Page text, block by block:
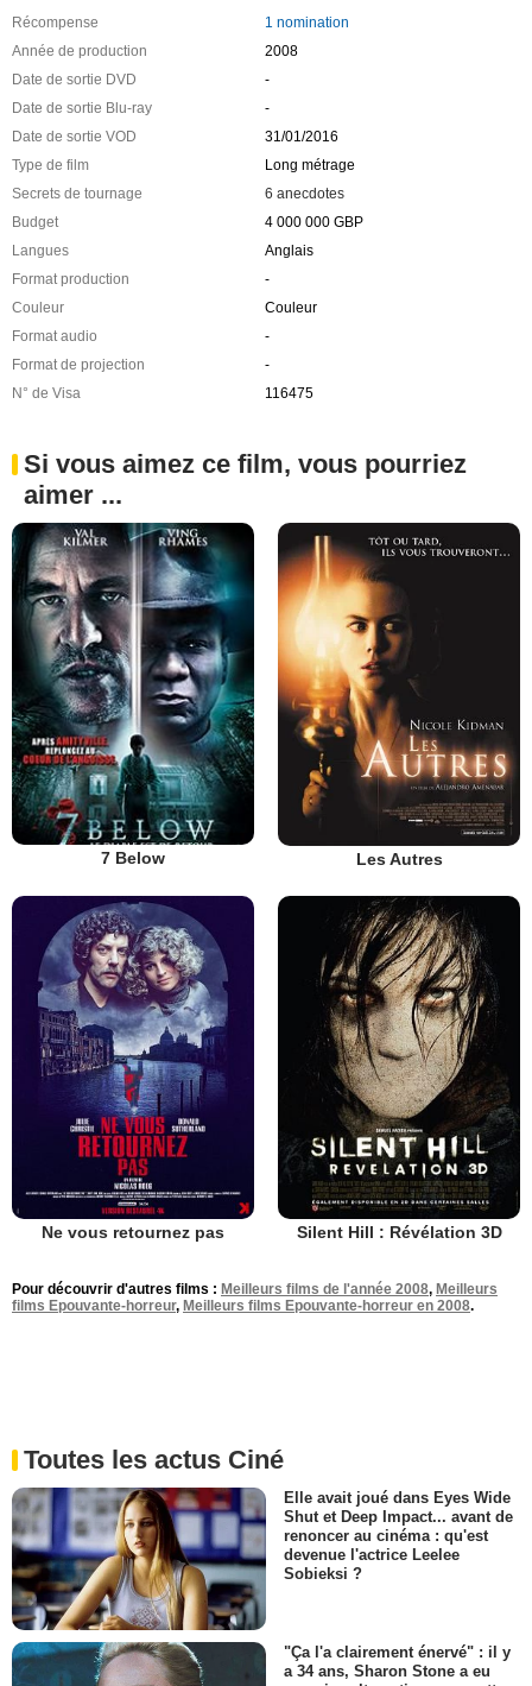
Récompense
1 nomination
Année de production
2008
Date de sortie DVD
-
Date de sortie Blu-ray
-
Date de sortie VOD
31/01/2016
Type de film
Long métrage
Secrets de tournage
6 anecdotes
Budget
4 000 000 GBP
Langues
Anglais
Format production
-
Couleur
Couleur
Format audio
-
Format de projection
-
N° de Visa
116475
Si vous aimez ce film, vous pourriez
aimer ...
7 Below Les Autres
Ne vous retournez pas Silent Hill : Révélation 3D
Pour découvrir d'autres films : Meilleurs films de l'année 2008, Meilleurs
films Epouvante-horreur, Meilleurs films Epouvante-horreur en 2008.
Toutes les actus Ciné
Elle avait joué dans Eyes Wide
Shut et Deep Impact... avant de
renoncer au cinéma : qu'est
devenue l'actrice Leelee
Sobieksi ?
"Ça l'a clairement énervé" : il y
a 34 ans, Sharon Stone a eu